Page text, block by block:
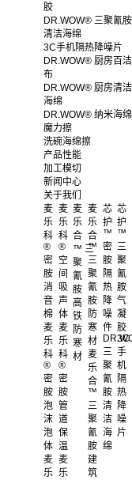
胶
DR.WOW® 三聚氰胺
清洁海绵
3C手机隔热降噪片
DR.WOW® 厨房百洁
布
DR.WOW® 厨房清洁
海绵
DR.WOW® 纳米海绵
魔力擦
洗碗海绵擦
产品性能
加工模切
新闻中心
关于我们
麦
乐
科
®
密
胺
消
音
棉
麦
乐
科
®
空
间
吸
声
体
麦
乐
科
®
密
胺
泡
沫
泡
体
麦
乐
科
®
密
胺
管
道
保
温
麦
乐
麦
乐
麦
乐
合
™ 三
聚
氰
胺
高
铁
防
寒
材
麦
乐
合
™
三
聚
氰
胺
防
寒
材
麦
乐
合
™
三
聚
氰
胺
建
筑
芯
护
™
密
胺
隔
热
降
噪
件
芯
护
™
三
聚
氰
胺
气
凝
胶
三
聚
氰
胺
清
洁
海
绵
3C
手
机
隔
热
降
噪
片